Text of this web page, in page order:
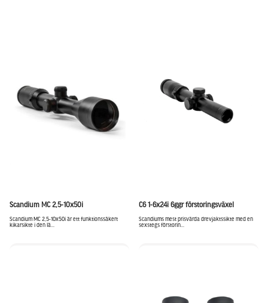
Scandium MC 2,5-10x50i
Scandium MC 2,5-10x50i är ett funktionssäkert
kikarsikte i den lä...
C6 1-6x24i 6ggr förstoringsväxel
Scandiums mest prisvärda drevjaktssikte med en
sexstegs förstorin...